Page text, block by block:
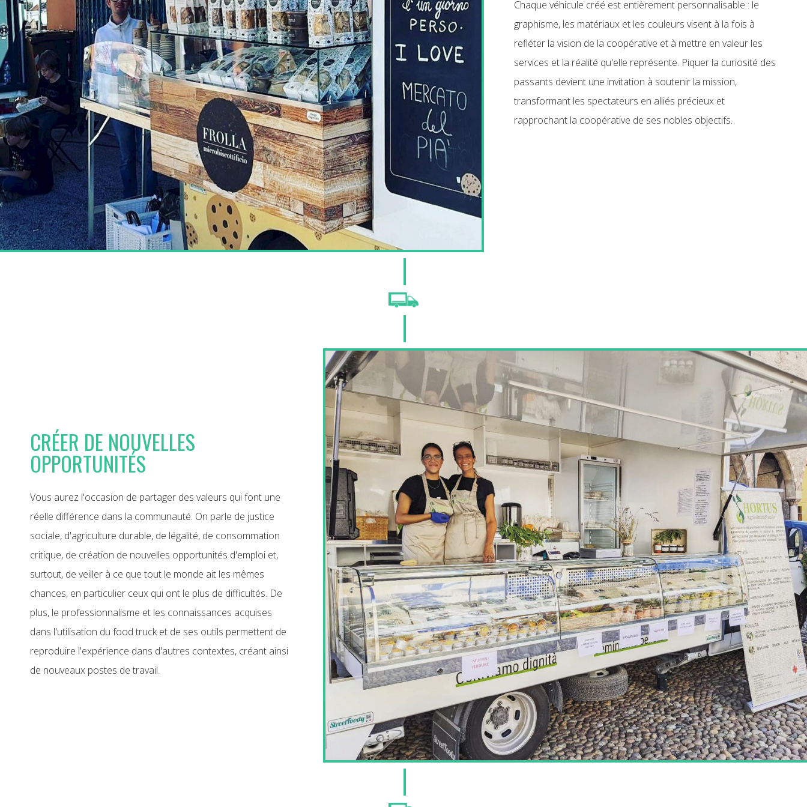
Chaque véhicule créé est entièrement personnalisable : le
graphisme, les matériaux et les couleurs visent à la fois à
refléter la vision de la coopérative et à mettre en valeur les
services et la réalité qu'elle représente. Piquer la curiosité des
passants devient une invitation à soutenir la mission,
transformant les spectateurs en alliés précieux et
rapprochant la coopérative de ses nobles objectifs.
CRÉER DE NOUVELLES
OPPORTUNITÉS
Vous aurez l'occasion de partager des valeurs qui font une
réelle différence dans la communauté. On parle de justice
sociale, d'agriculture durable, de légalité, de consommation
critique, de création de nouvelles opportunités d'emploi et,
surtout, de veiller à ce que tout le monde ait les mêmes
chances, en particulier ceux qui ont le plus de difficultés. De
plus, le professionnalisme et les connaissances acquises
dans l'utilisation du food truck et de ses outils permettent de
reproduire l'expérience dans d'autres contextes, créant ainsi
de nouveaux postes de travail.